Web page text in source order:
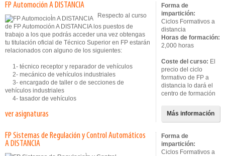
FP Automoción A DISTANCIA
Respecto al curso
de FP Automoción A DISTANCIA los puestos de
trabajo a los que podrás acceder una vez obtengas
tu titulación oficial de Técnico Superior en FP estarán
relacionados con alguno de los siguientes:
1- técnico receptor y reparador de vehículos
2- mecánico de vehículos industriales
3- encargado de taller o de secciones de
vehículos industriales
4- tasador de vehículos
ver asignaturas
Forma de
impartición:
Ciclos Formativos a
distancia
Horas de formación:
2,000 horas
Coste del curso: El
precio del ciclo
formativo de FP a
distancia lo dará el
centro de formación
Más información
FP Sistemas de Regulación y Control Automáticos
A DISTANCIA
Forma de
impartición:
Ciclos Formativos a